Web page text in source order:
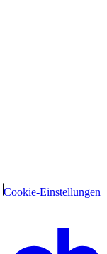
Cookie-Einstellungen